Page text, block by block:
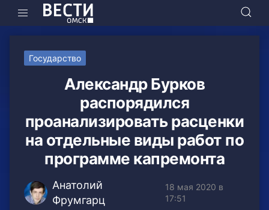
Государство
Александр Бурков
распорядился
проанализировать расценки
на отдельные виды работ по
программе капремонта
Анатолий
Фрумгарц
18 мая 2020 в
17:51